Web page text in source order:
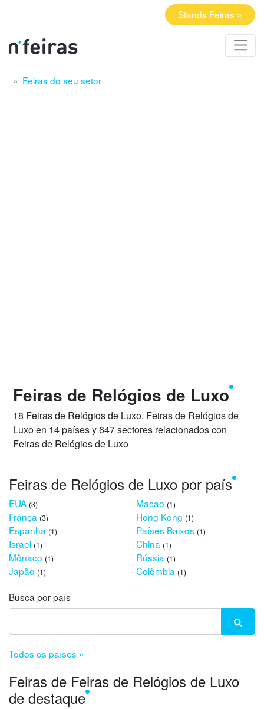
Stands Feiras »
Feiras do seu setor
Feiras de Relógios de Luxo
18 Feiras de Relógios de Luxo. Feiras de Relógios de
Luxo en 14 países y 647 sectores relacionados con
Feiras de Relógios de Luxo
Feiras de Relógios de Luxo por país
EUA (3)
França (3)
Espanha (1)
Israel (1)
Mônaco (1)
Japão (1)
Macao (1)
Hong Kong (1)
Países Baixos (1)
China (1)
Rússia (1)
Colômbia (1)
Busca por país
Todos os países »
Feiras de Feiras de Relógios de Luxo
de destaque